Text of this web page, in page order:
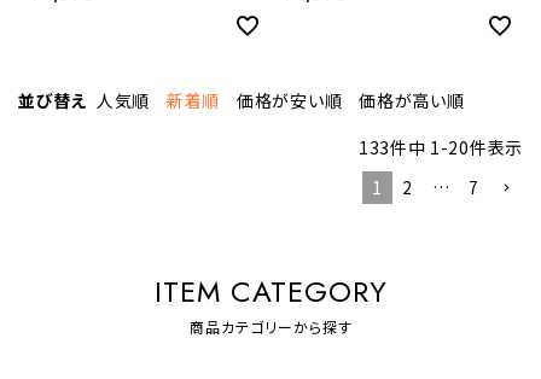
並び替え 人気順 新着順 価格が安い順
価格が高い順
133件中 1-20件表示
1
2 … 7
ITEM CATEGORY
商品カテゴリーから探す